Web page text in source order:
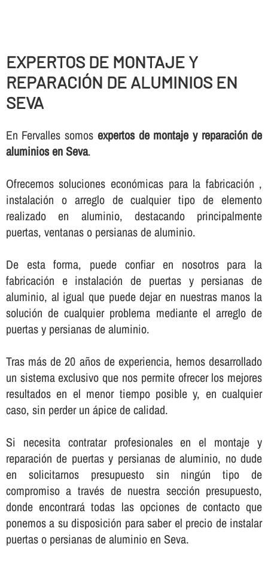
EXPERTOS DE MONTAJE Y
REPARACIÓN DE ALUMINIOS EN
SEVA
En Fervalles somos expertos de montaje y reparación de
aluminios en Seva.
Ofrecemos soluciones económicas para la fabricación ,
instalación o arreglo de cualquier tipo de elemento
realizado en aluminio, destacando principalmente
puertas, ventanas o persianas de aluminio.
De esta forma, puede confiar en nosotros para la
fabricación e instalación de puertas y persianas de
aluminio, al igual que puede dejar en nuestras manos la
solución de cualquier problema mediante el arreglo de
puertas y persianas de aluminio.
Tras más de 20 años de experiencia, hemos desarrollado
un sistema exclusivo que nos permite ofrecer los mejores
resultados en el menor tiempo posible y, en cualquier
caso, sin perder un ápice de calidad.
Si necesita contratar profesionales en el montaje y
reparación de puertas y persianas de aluminio, no dude
en solicitarnos presupuesto sin ningún tipo de
compromiso a través de nuestra sección presupuesto,
donde encontrará todas las opciones de contacto que
ponemos a su disposición para saber el precio de instalar
puertas o persianas de aluminio en Seva.